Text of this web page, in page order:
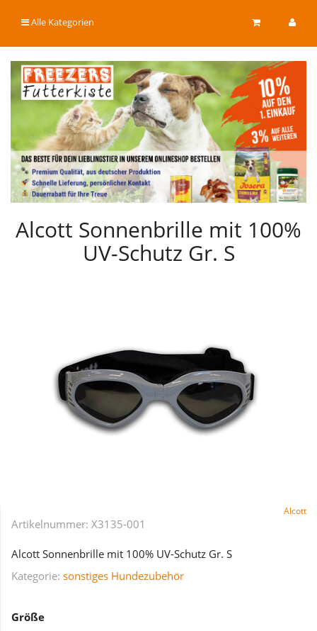
Alle Kategorien
Alcott Sonnenbrille mit 100%
UV-Schutz Gr. S
Alcott
Artikelnummer: X3135-001
Alcott Sonnenbrille mit 100% UV-Schutz Gr. S
Kategorie: sonstiges Hundezubehör
Größe